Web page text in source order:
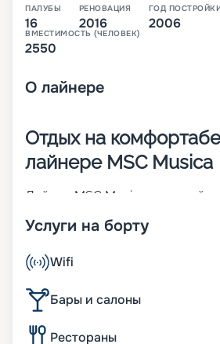
ПАЛУБЫ
16
РЕНОВАЦИЯ
2016
ГОД
2006
ВМЕСТИМОСТЬ (ЧЕЛОВЕК)
2550
О лайнере
Отдых на
лайнере MSC Musica
Лайнер MSC Musica – первый
повысить показатели
проведена реновация судна. На
них 13 пассажирских) корабле
разместиться до 2 550 человек.
трехуровневый атриум с
фортепиано и фонтаном-
характеристики:
Услуги на борту
Wifi
Бары и салоны
Рестораны